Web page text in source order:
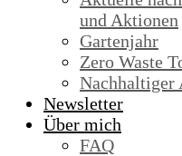
und Aktionen
Gartenjahr
Zero Waste
Nachhaltiger
Newsletter
Über mich
FAQ